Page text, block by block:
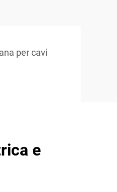
per cavi
e